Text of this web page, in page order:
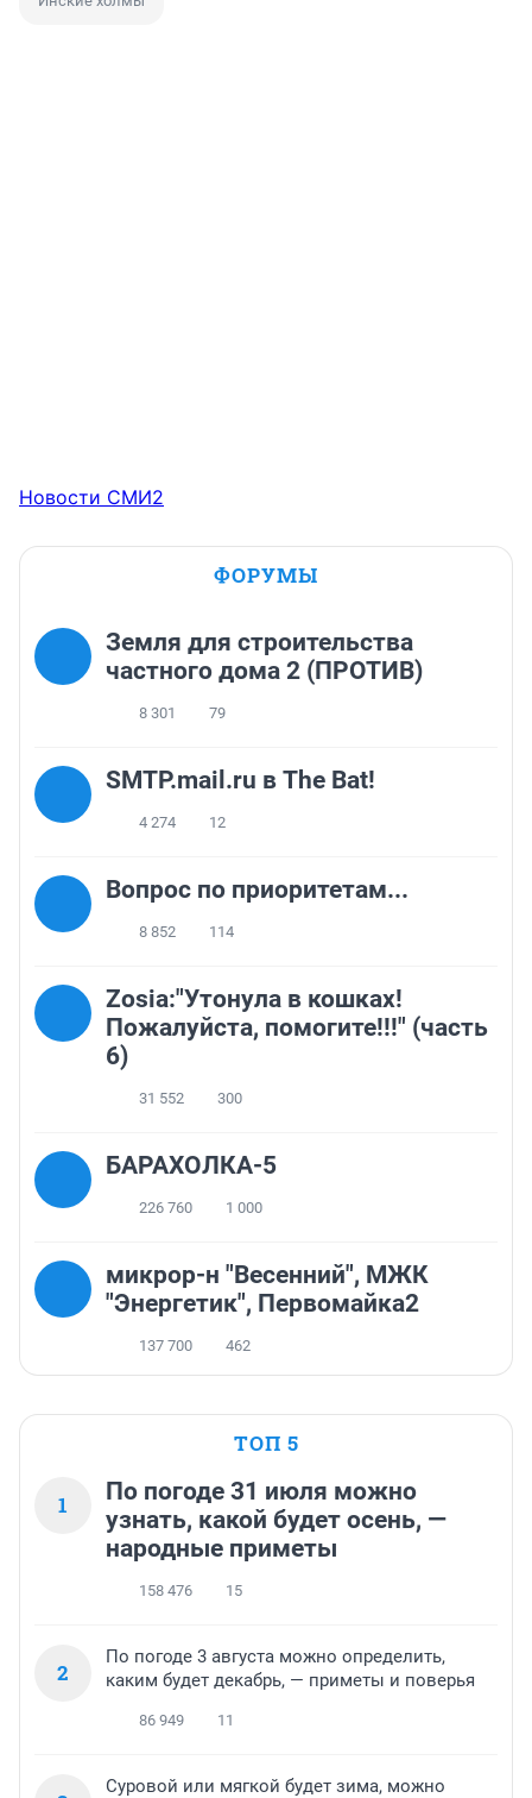
Новости СМИ2
ФОРУМЫ
Земля для строительства
частного дома 2 (ПРОТИВ)
8 301 79
SMTP.mail.ru в The Bat!
4 274 12
Вопрос по приоритетам...
8 852 114
Zosia:"Утонула в кошках!
Пожалуйста, помогите!!!" (часть
6)
31 552 300
БАРАХОЛКА-5
226 760 1 000
микрор-н "Весенний", МЖК
"Энергетик", Первомайка2
137 700 462
ТОП 5
1
По погоде 31 июля можно
узнать, какой будет осень, —
народные приметы
158 476 15
2
По погоде 3 августа можно определить,
каким будет декабрь, — приметы и поверья
86 949 11
Суровой или мягкой будет зима, можно